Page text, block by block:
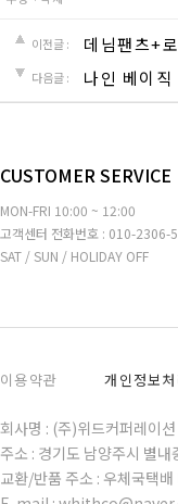
이전글 : 데님팬츠+
다음글 : 나인 베이직
CUSTOMER SERVICE
MON-FRI 10:00 ~ 12:00
고객센터 전화번호 : 010-2306-
SAT / SUN / HOLIDAY OFF
이용약관 개인정보
회사명 : (주)위드커퍼레이
주소 : 경기도 남양주시 별
교환/반품 주소 : 우체국택